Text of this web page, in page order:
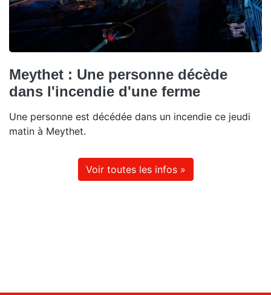
Meythet : Une personne décède
dans l'incendie d'une ferme
Une personne est décédée dans un incendie ce jeudi
matin à Meythet.
Voir toutes les infos »